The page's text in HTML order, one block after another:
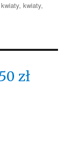
,kwiaty,
zł